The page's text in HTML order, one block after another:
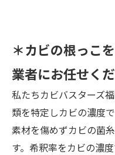
＊カビの根っこ
業者にお任せく
私たちカビバスターズ
類を特定しカビの濃度
素材を傷めずカビの菌
す。希釈率をカビの濃